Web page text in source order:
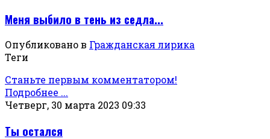
Меня выбило в тень из седла...
Опубликовано в Гражданская лирика
Теги
Станьте первым комментатором!
Подробнее ...
Четверг, 30 марта 2023 09:33
Ты остался